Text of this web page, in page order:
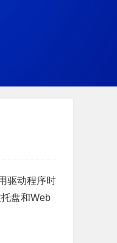
驱动程序时
盘和Web